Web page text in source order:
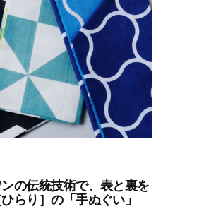
の伝統技術で、表と裏を
らり］の「手ぬぐい」